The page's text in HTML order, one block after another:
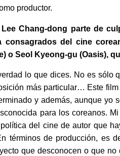
productor.
Chang-dong parte de
consagrados del cine
o Seol Kyeong-gu (Oasis),
lo que dices. No es sólo
más particular… Este
y además, aunque yo
para los coreanos.
del cine de autor que
términos de producción, es
que desconocen o que